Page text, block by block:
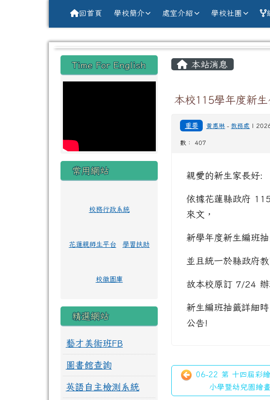
花蓮縣花蓮市中原國小全球資
回首頁 學校簡介 處室介紹 學校社團
左邊區域內容
Time For English
常用網站
校務行政系統
花蓮親師生平台 學習扶助
校徽圖庫
精選網站
藝才美術班FB
圖書館查詢
英語自主檢測系統
主內容區域
本站消息
本校115學年度新
重要 黃惠琳 -教務處 |
數： 407
親愛的新生家長好:
依據花蓮縣政府
來文，
新學年度新生編班
並且統一於縣政府
故本校原訂 7/24 辦
新生編班抽籤詳細
公告!
06-22 第 十四屆彩
小學暨幼兒園繪
頁尾區域